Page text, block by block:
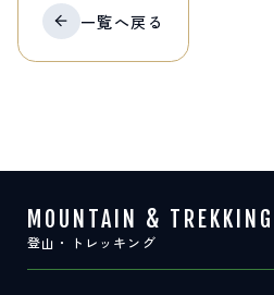
お問い合わせ
白馬村観光局インフォメーション
一覧へ戻る
MOUNTAIN & TREKKING
登山・トレッキング